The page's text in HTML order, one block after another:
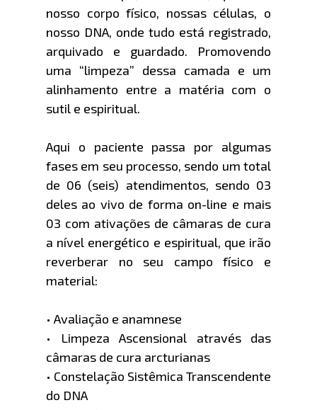
nosso corpo físico, nossas células, o
nosso DNA, onde tudo está registrado,
arquivado e guardado. Promovendo
uma “limpeza” dessa camada e um
alinhamento entre a matéria com o
sutil e espiritual.
Aqui o paciente passa por algumas
fases em seu processo, sendo um total
de 06 (seis) atendimentos, sendo 03
deles ao vivo de forma on-line e mais
03 com ativações de câmaras de cura
a nível energético e espiritual, que irão
reverberar no seu campo físico e
material:
• Avaliação e anamnese
• Limpeza Ascensional através das
câmaras de cura arcturianas
• Constelação Sistêmica Transcendente
do DNA